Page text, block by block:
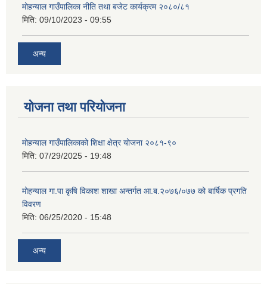
मोहन्याल गाउँपालिका नीति तथा बजेट कार्यक्रम २०८०/८१
मिति: 09/10/2023 - 09:55
अन्य
योजना तथा परियोजना
मोहन्याल गाउँपालिकाको शिक्षा क्षेत्र योजना २०८१-९०
मिति: 07/29/2025 - 19:48
मोहन्याल गा.पा कृषि विकाश शाखा अन्तर्गत आ.ब.२०७६/०७७ को बार्षिक प्रगति
विवरण
मिति: 06/25/2020 - 15:48
अन्य